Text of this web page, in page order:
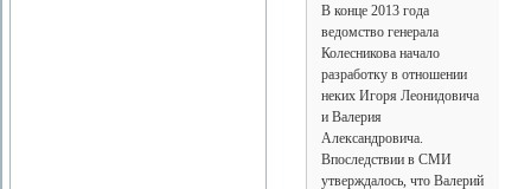
В конце 2013 года
ведомство генерала
Колесникова начало
разработку в отношении
неких Игоря Леонидовича
и Валерия
Александровича.
Впоследствии в СМИ
утверждалось, что Валерий